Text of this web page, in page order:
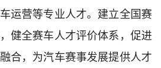
运营等专业人才。建立全国赛
健全赛车人才评价体系，促进
合，为汽车赛事发展提供人才